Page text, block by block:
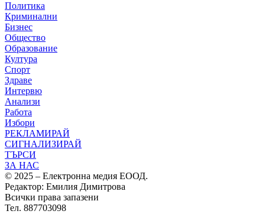
Политика
Криминални
Бизнес
Общество
Образование
Култура
Спорт
Здраве
Интервю
Анализи
Работа
Избори
РЕКЛАМИРАЙ
СИГНАЛИЗИРАЙ
ТЪРСИ
ЗА НАС
© 2025 – Електронна медия ЕООД.
Редактор: Емилия Димитрова
Всички права запазени
Тел. 887703098